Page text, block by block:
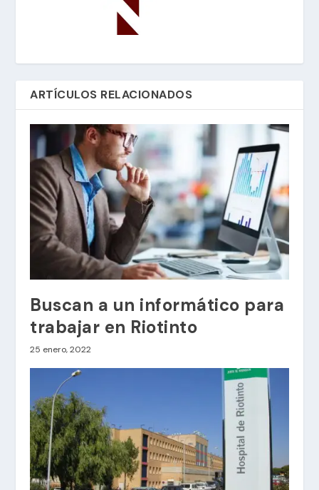
ARTÍCULOS RELACIONADOS
Buscan a un informático para
trabajar en Riotinto
25 enero, 2022